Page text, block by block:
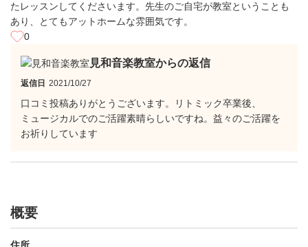
たレッスンしてくださいます。先生のご自宅が教室ということも
あり、とてもアットホームな雰囲気です。
0
見和音楽教室からの返信
返信日 2021/10/27
口コミ投稿ありがとうございます。リトミック卒業後、
ミュージカルでのご活躍素晴らしいですね。益々のご活躍を
お祈りしています
概要